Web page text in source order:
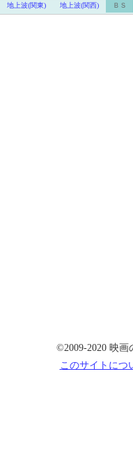
地上波(関東) 地上波(関西) ＢＳ
©2009-2020 映画
このサイトにつ